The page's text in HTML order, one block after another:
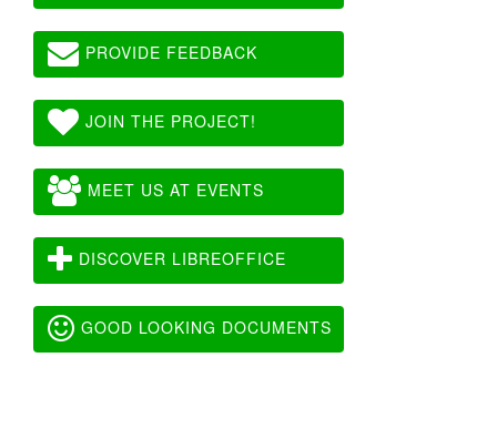
PROVIDE FEEDBACK
JOIN THE PROJECT!
MEET US AT EVENTS
DISCOVER LIBREOFFICE
GOOD LOOKING DOCUMENTS